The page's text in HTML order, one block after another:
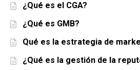
¿Qué es el CGA?
¿Qué es GMB?
Qué es la estrategia de
¿Qué es la gestión de la